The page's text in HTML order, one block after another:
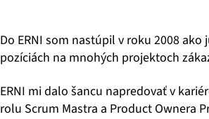
Do ERNI som nastúpil v roku 2008
pozíciách na mnohých projektoch
ERNI mi dalo šancu napredovať v
rolu Scrum Mastra a Product Ownera